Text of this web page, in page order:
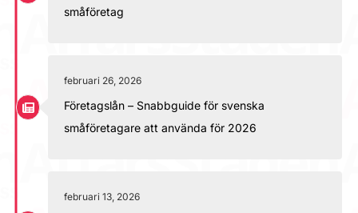
småföretag
februari 26, 2026
Företagslån – Snabbguide för svenska
småföretagare att använda för 2026
februari 13, 2026